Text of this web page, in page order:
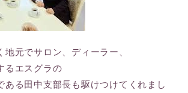
元でサロン、ディーラー、
るエスグラの
ある田中支部長も駆けつけてくれまし